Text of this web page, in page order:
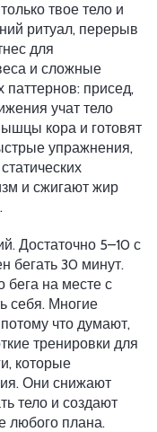
твое тело и
ритуал, перерыв
для
и сложные
присед,
учат тело
кора и готовят
упражнения,
и сжигают жир
.
Достаточно 5–10 с
бегать 30 минут.
бега на месте с
себя. Многие
что думают,
тренировки для
которые
Они снижают
тело и создают
любого плана.